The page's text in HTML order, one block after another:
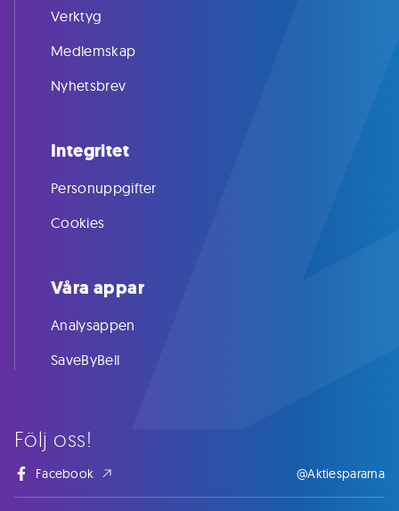
Följ oss!
Facebook @Aktiespararna
Verktyg
Medlemskap
Nyhetsbrev
Integritet
Personuppgifter
Cookies
Våra appar
Analysappen
SaveByBell